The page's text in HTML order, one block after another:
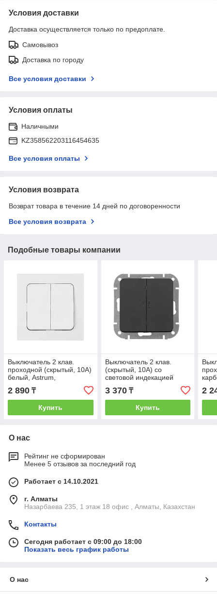
Условия доставки
Доставка осуществляется только по предоплате.
Самовывоз
Доставка по городу
Все условия доставки
Условия оплаты
Наличными
KZ358562203116454635
Все условия оплаты
Условия возврата
Возврат товара в течение 14 дней по договоренности
Все условия возврата
Подобные товары компании
Выключатель 2 клав.
проходной (скрытый, 10А)
белый, Astrum,
BYLECTRICA
2 890 ₸
Купить
Выключатель 2 клав.
(cкрытый, 10А) со
световой индекацией
карбон, Astrum, Bylectrica
3 370₸
Купить
2
О нас
Рейтинг не сформирован
Менее 5 отзывов за последний год
Работает с 14.10.2021
г. Алматы
Назарбаева 235, 1 этаж 18 офис , Алматы, Казахстан
Контакты
Сегодня работает с 09:00 до 18:00
Показать весь график работы
О нас